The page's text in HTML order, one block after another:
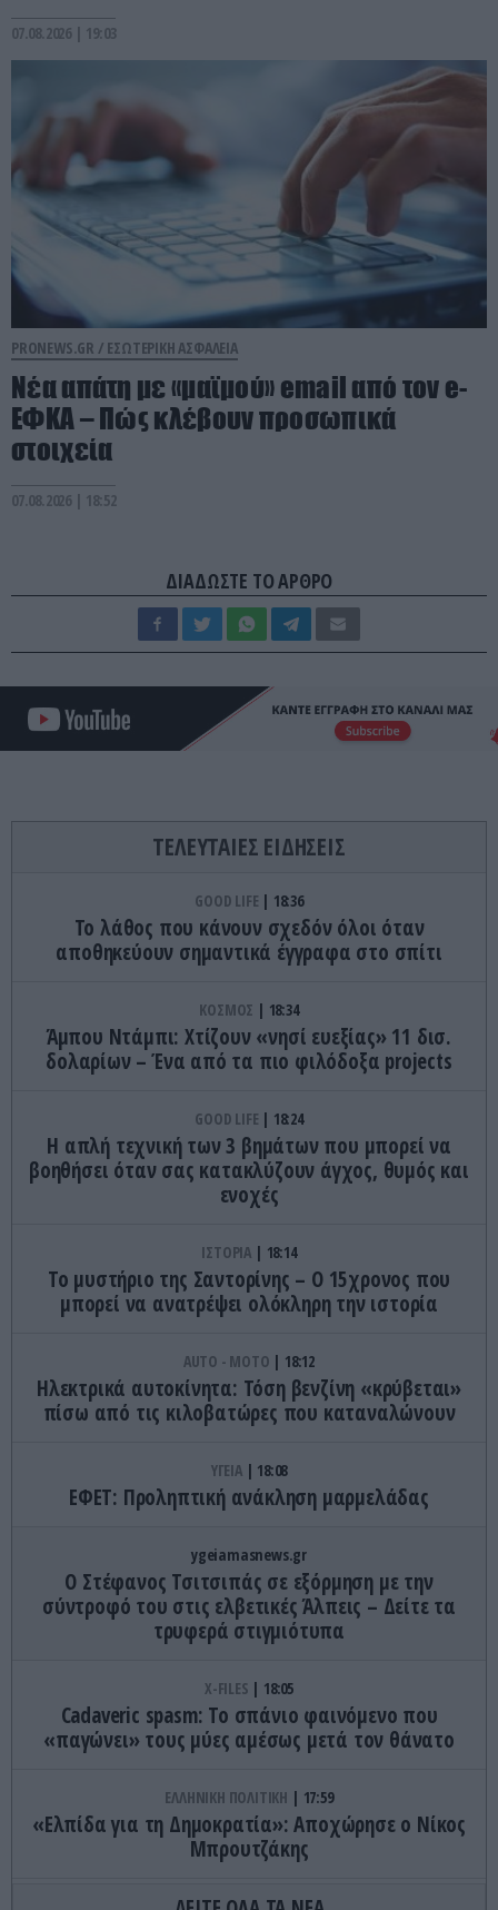
07.08.2026 | 19:03
PRONEWS.GR / ΕΣΩΤΕΡΙΚΗ ΑΣΦΑΛΕΙΑ
Νέα απάτη με «μαϊμού» email από τον e-
ΕΦΚΑ – Πώς κλέβουν προσωπικά
στοιχεία
07.08.2026 | 18:52
ΔΙΑΔΩΣΤΕ ΤΟ ΑΡΘΡΟ
ΤΕΛΕΥΤΑΙΕΣ ΕΙΔΗΣΕΙΣ
GOOD LIFE 18:36
Το λάθος που κάνουν σχεδόν όλοι όταν
αποθηκεύουν σημαντικά έγγραφα στο σπίτι
ΚΟΣΜΟΣ 18:34
Άμπου Ντάμπι: Χτίζουν «νησί ευεξίας» 11 δισ.
δολαρίων – Ένα από τα πιο φιλόδοξα projects
GOOD LIFE 18:24
Η απλή τεχνική των 3 βημάτων που μπορεί να
βοηθήσει όταν σας κατακλύζουν άγχος, θυμός και
ενοχές
ΙΣΤΟΡΙΑ 18:14
Το μυστήριο της Σαντορίνης – Ο 15χρονος που
μπορεί να ανατρέψει ολόκληρη την ιστορία
AUTO - MOTO 18:12
Ηλεκτρικά αυτοκίνητα: Τόση βενζίνη «κρύβεται»
πίσω από τις κιλοβατώρες που καταναλώνουν
ΥΓΕΙΑ 18:08
ΕΦΕΤ: Προληπτική ανάκληση μαρμελάδας
ygeiamasnews.gr
Ο Στέφανος Τσιτσιπάς σε εξόρμηση με την
σύντροφό του στις ελβετικές Άλπεις – Δείτε τα
τρυφερά στιγμιότυπα
X-FILES 18:05
Cadaveric spasm: Το σπάνιο φαινόμενο που
«παγώνει» τους μύες αμέσως μετά τον θάνατο
ΕΛΛΗΝΙΚΗ ΠΟΛΙΤΙΚΗ 17:59
«Ελπίδα για τη Δημοκρατία»: Αποχώρησε ο Νίκος
Μπρουτζάκης